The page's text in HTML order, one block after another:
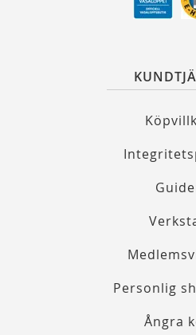
Personlig
Ångra